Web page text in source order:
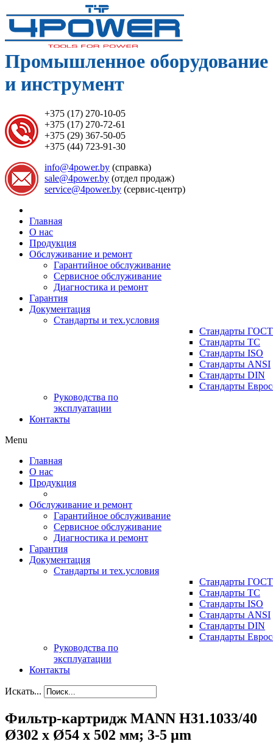
Промышленное оборудование
и инструмент
+375 (17) 270-10-05
+375 (17) 270-72-61
+375 (29) 367-50-05
+375 (44) 723-91-30
info@4power.by (справка)
sale@4power.by (отдел продаж)
service@4power.by (сервис-центр)
Главная
О нас
Продукция
Обслуживание и ремонт
Гарантийное обслуживание
Сервисное обслуживание
Диагностика и ремонт
Гарантия
Документация
Стандарты и тех.условия
Стандарты ГОСТ
Стандарты ТС
Стандарты ISO
Стандарты ANSI
Стандарты DIN
Стандарты
Руководства по
эксплуатации
Контакты
Menu
Главная
О нас
Продукция
Обслуживание и ремонт
Гарантийное обслуживание
Сервисное обслуживание
Диагностика и ремонт
Гарантия
Документация
Стандарты и тех.условия
Стандарты ГОСТ
Стандарты ТС
Стандарты ISO
Стандарты ANSI
Стандарты DIN
Стандарты
Руководства по
эксплуатации
Контакты
Искать...
Фильтр-картридж MANN H31.1033/40
Ø302 x Ø54 x 502 мм; 3-5 µm